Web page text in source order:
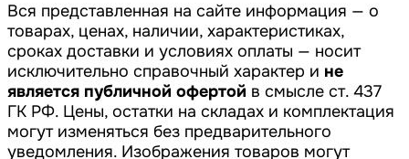
Вся представленная на сайте информация — о
товарах, ценах, наличии, характеристиках,
сроках доставки и условиях оплаты — носит
исключительно справочный характер и не
является публичной офертой в смысле ст. 437
ГК РФ. Цены, остатки на складах и комплектация
могут изменяться без предварительного
уведомления. Изображения товаров могут